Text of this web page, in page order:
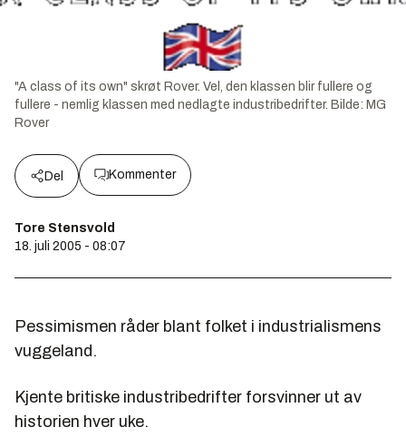
"A class of its own" skrøt Rover. Vel, den klassen blir fullere og
fullere - nemlig klassen med nedlagte industribedrifter. Bilde: MG
Rover
Del Kommenter
Tore Stensvold
18. juli 2005 - 08:07
Pessimismen råder blant folket i industrialismens
vuggeland.
Kjente britiske industribedrifter forsvinner ut av
historien hver uke.